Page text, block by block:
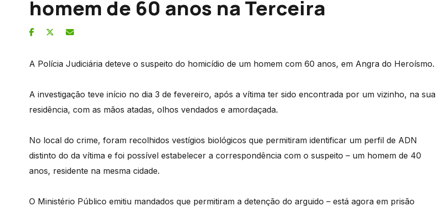
homem de 60 anos na Terceira
A Polícia Judiciária deteve o suspeito do homicídio de um homem com 60 anos, em Angra do Heroísmo.
A investigação teve início no dia 3 de fevereiro, após a vítima ter sido encontrada por um vizinho, na sua
residência, com as mãos atadas, olhos vendados e amordaçada.
No local do crime, foram recolhidos vestígios biológicos que permitiram identificar um perfil de ADN
distinto do da vítima e foi possível estabelecer a correspondência com o suspeito – um homem de 40
anos, residente na mesma cidade.
O Ministério Público emitiu mandados que permitiram a detenção do arguido – está agora em prisão